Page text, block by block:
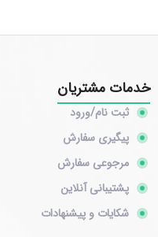
خدمات مشتریان
ثبت نام/ورود
پیگیری سفارش
مرجوعی سفارش
پشتیبانی آنلاین
شکایات و پیشنهادات